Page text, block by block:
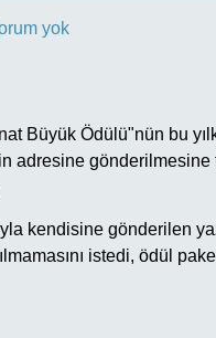
yok
Büyük Ödülü"nün bu
adresine gönderilmesine
kendisine gönderilen
istedi, ödül